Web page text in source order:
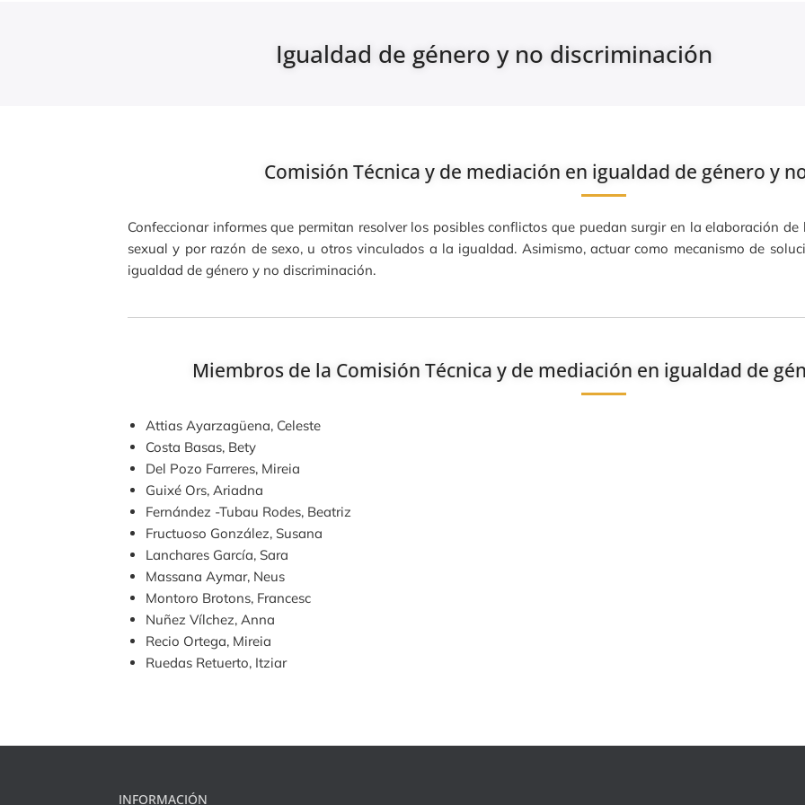
Igualdad de género y no discriminación
Comisión Técnica y de mediación en igualdad de género y
Confeccionar informes que permitan resolver los posibles conflictos que puedan surgir en la elaboración
sexual y por razón de sexo, u otros vinculados a la igualdad. Asimismo, actuar como mecanismo de
igualdad de género y no discriminación.
Miembros de la Comisión Técnica y de mediación en igualdad de
Attias Ayarzagüena, Celeste
Costa Basas, Bety
Del Pozo Farreres, Mireia
Guixé Ors, Ariadna
Fernández -Tubau Rodes, Beatriz
Fructuoso González, Susana
Lanchares García, Sara
Massana Aymar, Neus
Montoro Brotons, Francesc
Nuñez Vílchez, Anna
Recio Ortega, Mireia
Ruedas Retuerto, Itziar
INFORMACIÓN